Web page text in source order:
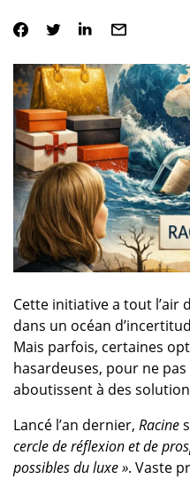
Cette initiative a tout l’air
dans un océan
Mais parfois, certaines
hasardeuses, pour ne
aboutissent à des
Lancé l’an dernier, Racine
cercle de réflexion et de
possibles du luxe ». Vaste